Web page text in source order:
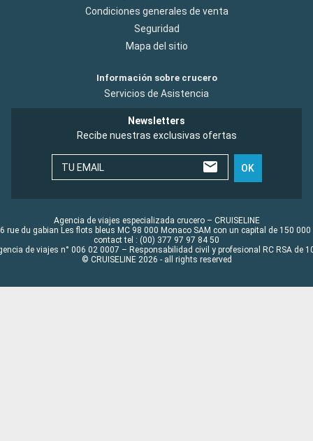
Condiciones generales de venta
Seguridad
Mapa del sitio
Información sobre crucero
Servicios de Asistencia
Newsletters
Recibe nuestras exclusivas ofertas
TU EMAIL OK
Agencia de viajes especializada crucero – CRUISELINE
rue du gabian Les flots bleus MC 98 000 Monaco SAM con un capital de 150 000
contact tel : (00) 377 97 97 84 50
de viajes n° 006 02 0007 – Responsabilidad civil y profesional RC RSA de
© CRUISELINE 2026 - all rights reserved